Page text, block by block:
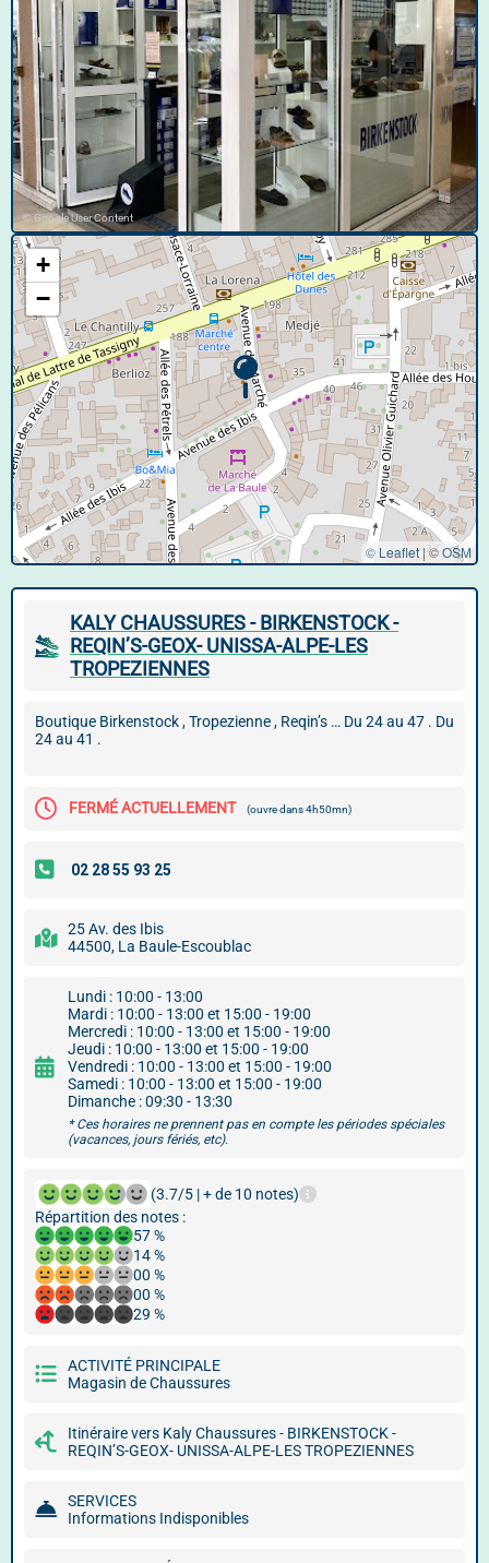
© Google User Content
+
−
© Leaflet |©OSM
KALY CHAUSSURES - BIRKENSTOCK -
REQIN’S-GEOX- UNISSA-ALPE-LES
TROPEZIENNES
Boutique Birkenstock , Tropezienne , Reqin’s … Du 24 au 47 . Du
24 au 41 .
FERMÉ ACTUELLEMENT (ouvre dans 4h50mn)
25 Av. des Ibis
44500, La Baule-Escoublac
Lundi : 10:00 - 13:00
Mardi : 10:00 - 13:00 et 15:00 - 19:00
Mercredi : 10:00 - 13:00 et 15:00 - 19:00
Jeudi : 10:00 - 13:00 et 15:00 - 19:00
Vendredi : 10:00 - 13:00 et 15:00 - 19:00
Samedi : 10:00 - 13:00 et 15:00 - 19:00
Dimanche : 09:30 - 13:30
* Ces horaires ne prennent pas en compte les périodes spéciales
(vacances, jours fériés, etc).
(3.7/5 | + de 10 notes)
Répartition des notes :
57 %
14 %
00 %
00 %
29 %
ACTIVITÉ PRINCIPALE
Magasin de Chaussures
Itinéraire vers Kaly Chaussures - BIRKENSTOCK -
REQIN’S-GEOX- UNISSA-ALPE-LES TROPEZIENNES
SERVICES
Informations Indisponibles